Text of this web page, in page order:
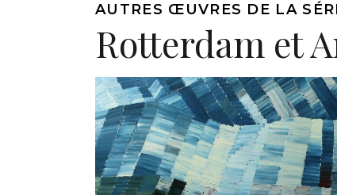
AUTRES ŒUVRES DE LA
Rotterdam et